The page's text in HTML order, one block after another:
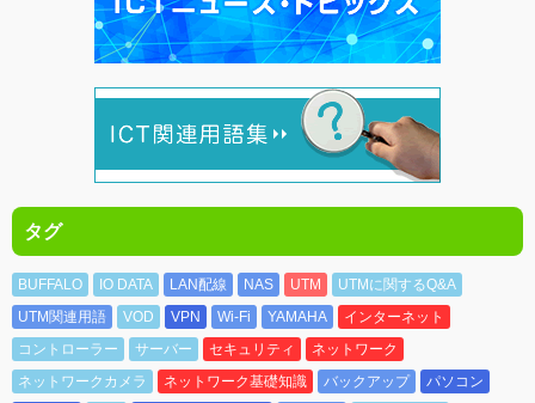
タグ
BUFFALO IO DATA LAN配線 NAS UTM
UTMに関するQ&A
UTM関連用語
VOD VPN Wi-Fi YAMAHA
インターネット
コントローラー
サーバー セキュリティ
ネットワーク
ネットワークカメラ
ネットワーク基礎知識 バックアップ
パソコン